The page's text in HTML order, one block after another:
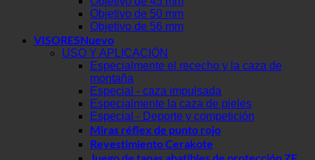
Objetivo de 50 mm
Objetivo de 56 mm
VISORES
USO Y APLICACIÓN
Especialmente el rececho y la caza de
montaña
Especial - caza impulsada
Especialmente la caza de pieles
Especial - Deporte y competición
Miras réflex de punto rojo
Revestimiento Cerakote